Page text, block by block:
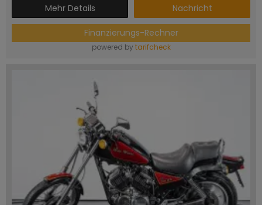
Mehr Details Nachricht
Finanzierungs-Rechner
powered by tarifcheck